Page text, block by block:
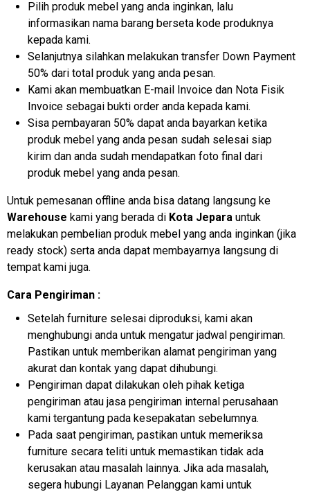
Pilih produk mebel yang anda inginkan, lalu
informasikan nama barang berseta kode produknya
kepada kami.
Selanjutnya silahkan melakukan transfer Down Payment
50% dari total produk yang anda pesan.
Kami akan membuatkan E-mail Invoice dan Nota Fisik
Invoice sebagai bukti order anda kepada kami.
Sisa pembayaran 50% dapat anda bayarkan ketika
produk mebel yang anda pesan sudah selesai siap
kirim dan anda sudah mendapatkan foto final dari
produk mebel yang anda pesan.
Untuk pemesanan offline anda bisa datang langsung ke
Warehouse kami yang berada di Kota Jepara untuk
melakukan pembelian produk mebel yang anda inginkan (jika
ready stock) serta anda dapat membayarnya langsung di
tempat kami juga.
Cara Pengiriman :
Setelah furniture selesai diproduksi, kami akan
menghubungi anda untuk mengatur jadwal pengiriman.
Pastikan untuk memberikan alamat pengiriman yang
akurat dan kontak yang dapat dihubungi.
Pengiriman dapat dilakukan oleh pihak ketiga
pengiriman atau jasa pengiriman internal perusahaan
kami tergantung pada kesepakatan sebelumnya.
Pada saat pengiriman, pastikan untuk memeriksa
furniture secara teliti untuk memastikan tidak ada
kerusakan atau masalah lainnya. Jika ada masalah,
segera hubungi Layanan Pelanggan kami untuk